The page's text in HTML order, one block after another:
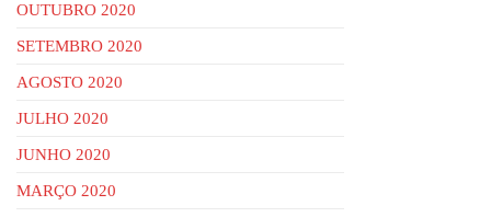
OUTUBRO 2020
SETEMBRO 2020
AGOSTO 2020
JULHO 2020
JUNHO 2020
MARÇO 2020